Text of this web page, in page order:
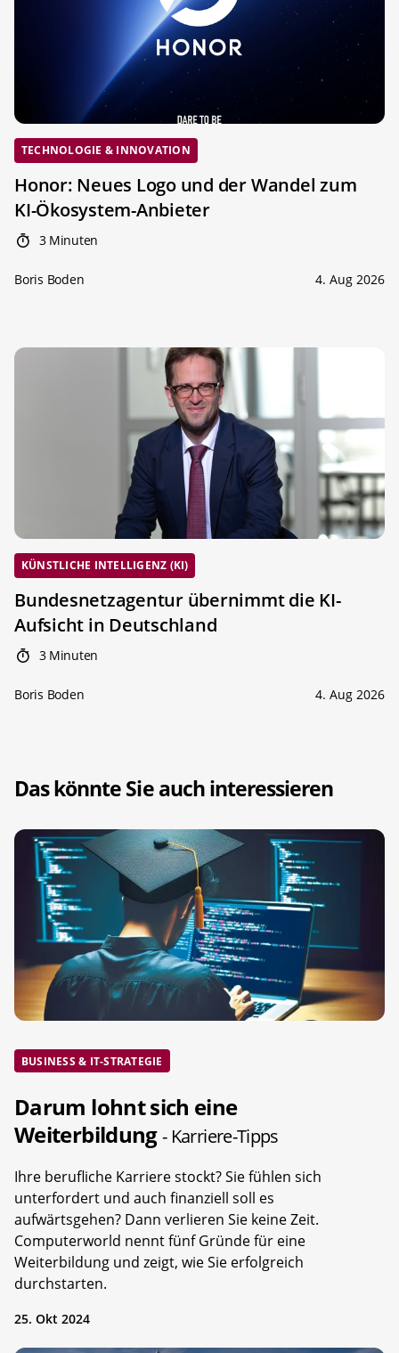
TECHNOLOGIE & INNOVATION
Honor: Neues Logo und der Wandel zum
KI-Ökosystem-Anbieter
3 Minuten
Boris Boden 4. Aug 2026
KÜNSTLICHE INTELLIGENZ (KI)
Bundesnetzagentur übernimmt die KI-
Aufsicht in Deutschland
3 Minuten
Boris Boden 4. Aug 2026
Das könnte Sie auch interessieren
BUSINESS & IT-STRATEGIE
Darum lohnt sich eine
Weiterbildung- Karriere-Tipps
Ihre berufliche Karriere stockt? Sie fühlen sich
unterfordert und auch finanziell soll es
aufwärtsgehen? Dann verlieren Sie keine Zeit.
Computerworld nennt fünf Gründe für eine
Weiterbildung und zeigt, wie Sie erfolgreich
durchstarten.
25. Okt 2024